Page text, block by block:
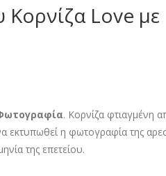
Love με
. Κορνίζα φτιαγμένη
η φωτογραφία της
της επετείου.